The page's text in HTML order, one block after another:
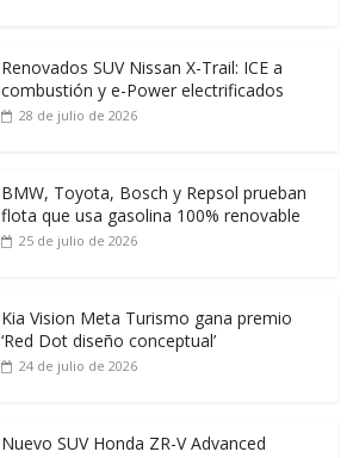
Renovados SUV Nissan X-Trail: ICE a
combustión y e-Power electrificados
28 de julio de 2026
BMW, Toyota, Bosch y Repsol prueban
flota que usa gasolina 100% renovable
25 de julio de 2026
Kia Vision Meta Turismo gana premio
‘Red Dot diseño conceptual’
24 de julio de 2026
Nuevo SUV Honda ZR-V Advanced